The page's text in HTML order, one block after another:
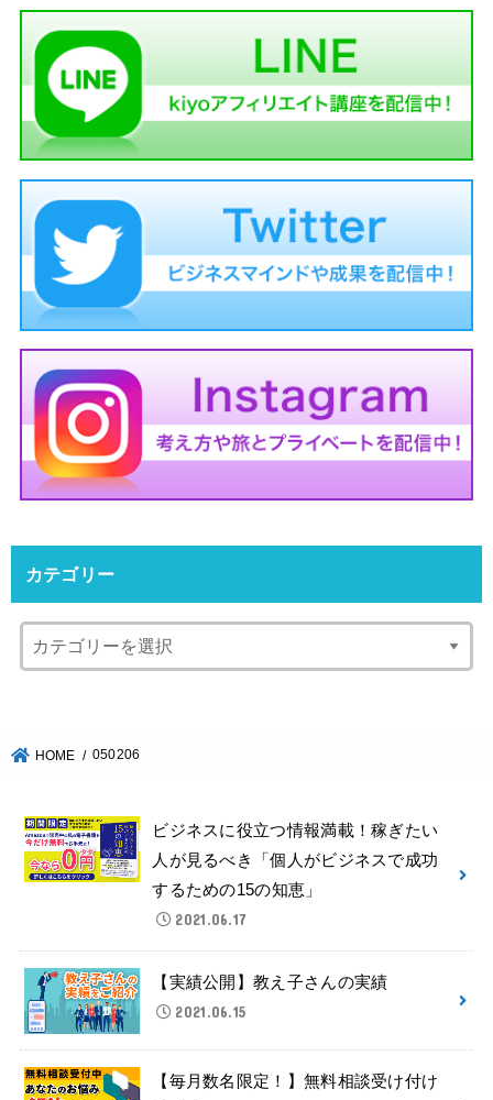
カテゴリー
HOME 050206
ビジネスに役立つ情報満載！稼ぎたい
人が見るべき「個人がビジネスで成功
するための15の知恵」
2021.06.17
【実績公開】教え子さんの実績
2021.06.15
【毎月数名限定！】無料相談受け付け